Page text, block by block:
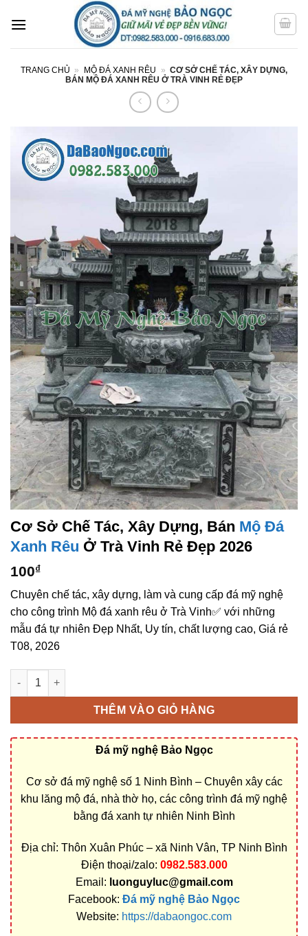
qua
TRANG CHỦ » MỘ ĐÁ XANH RÊU » CƠ SỞ CHẾ TÁC, XÂY DỰNG,
BÁN MỘ ĐÁ XANH RÊU Ở TRÀ VINH RẺ ĐẸP
Cơ Sở Chế Tác, Xây Dựng, Bán Mộ Đá
Xanh Rêu Ở Trà Vinh Rẻ Đẹp 2026
100₫
Chuyên chế tác, xây dựng, làm và cung cấp đá mỹ nghệ
cho công trình Mộ đá xanh rêu ở Trà Vinh✅ với những
mẫu đá tự nhiên Đẹp Nhất, Uy tín, chất lượng cao, Giá rẻ
T08, 2026
Cơ sở chế tác, xây dựng, bán Mộ đá xanh rêu ở Trà Vinh rẻ
THÊM VÀO GIỎ HÀNG
Đá mỹ nghệ Bảo Ngọc
Cơ sở đá mỹ nghệ số 1 Ninh Bình – Chuyên xây các
khu lăng mộ đá, nhà thờ họ, các công trình đá mỹ nghệ
bằng đá xanh tự nhiên Ninh Bình
Địa chỉ: Thôn Xuân Phúc – xã Ninh Vân, TP Ninh Bình
Điện thoại/zalo: 0982.583.000
Email: luonguyluc@gmail.com
Facebook: Đá mỹ nghệ Bảo Ngọc
Website: https://dabaongoc.com